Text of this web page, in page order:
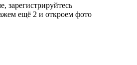
зарегистрируйтесь
ещё 2 и откроем фото